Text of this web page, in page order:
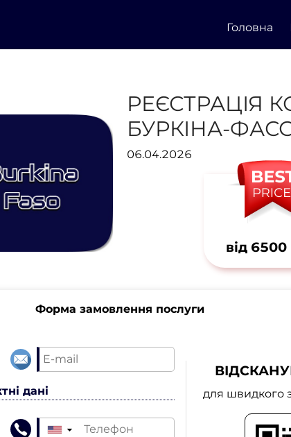
Головна
РЕЄСТРАЦІЯ
БУРКІНА-
06.04.2026
від 6500
Форма замовлення послуги
дані
▼
для швидкого